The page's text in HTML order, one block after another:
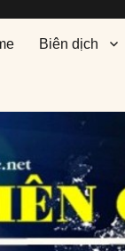
Biên dịch